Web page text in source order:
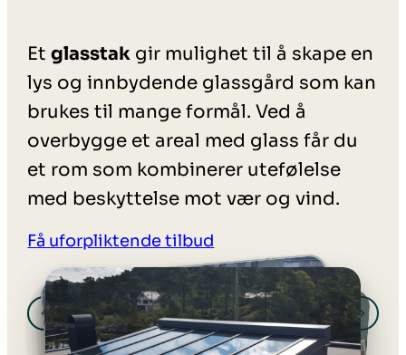
Etglasstak gir mulighet til å skape en
lys og innbydende glassgård som kan
brukes til mange formål. Ved å
overbygge et areal med glass får du
et rom som kombinerer utefølelse
med beskyttelse mot vær og vind.
Få uforpliktende tilbud